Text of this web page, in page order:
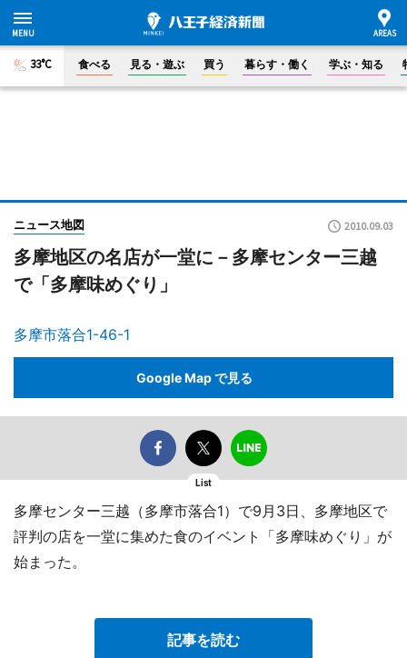
33°C 食べる 見る・遊ぶ 買う 暮らす・働く 学ぶ・知る
ニュース地図 2010.09.03
多摩地区の名店が一堂に－多摩センター三越
で「多摩味めぐり」
多摩市落合1-46-1
Google Map で見る
List
多摩センター三越（多摩市落合1）で9月3日、多摩地区で
評判の店を一堂に集めた食のイベント「多摩味めぐり」が
始まった。
記事を読む